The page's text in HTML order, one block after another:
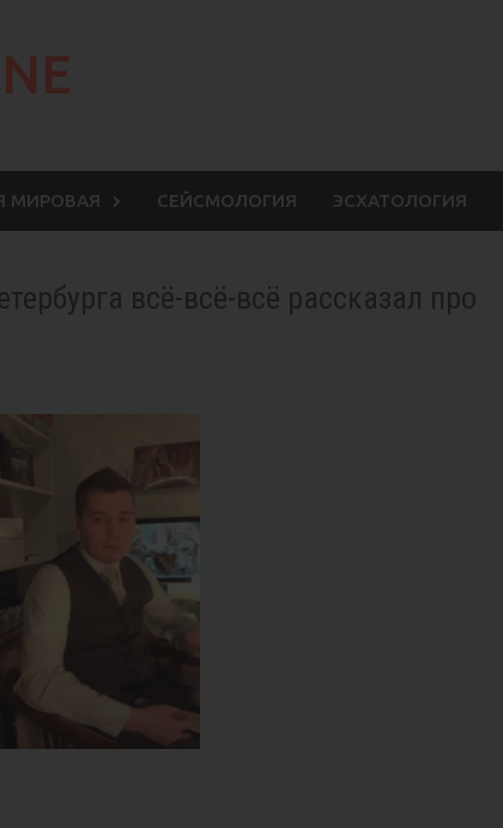
МИРОВАЯ СЕЙСМОЛОГИЯ ЭСХАТОЛОГИЯ
всё-всё-всё рассказал про